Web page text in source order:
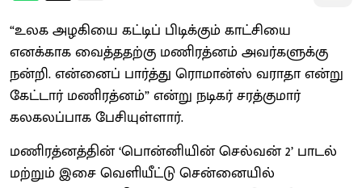
“உலக அழகியை கட்டிப் பிடிக்கும் காட்சியை
எனக்காக வைத்ததற்கு மணிரத்னம் அவர்களுக்கு
நன்றி. என்னைப் பார்த்து ரொமான்ஸ் வராதா என்று
கேட்டார் மணிரத்னம்” என்று நடிகர் சரத்குமார்
கலகலப்பாக பேசியுள்ளார்.
மணிரத்னத்தின் ‘பொன்னியின் செல்வன் 2’ பாடல்
மற்றும் இசை வெளியீட்டு சென்னையில்